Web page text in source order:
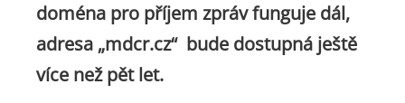
doména pro příjem zpráv funguje dál,
adresa „mdcr.cz“ bude dostupná ještě
více než pět let.